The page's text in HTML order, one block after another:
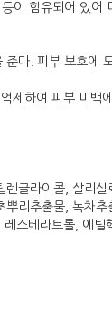
이 함유되어 있어
다. 피부 보호에
제하여 피부 미백
글라이콜, 살리실
리추출물, 녹차추
스베라트롤, 에틸